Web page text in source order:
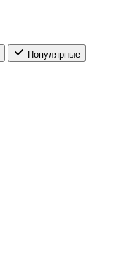
Популярные